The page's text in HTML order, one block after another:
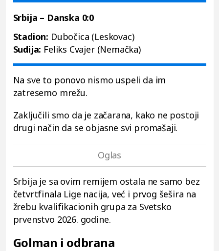
Srbija – Danska 0:0
Stadion: Dubočica (Leskovac)
Sudija: Feliks Cvajer (Nemačka)
Na sve to ponovo nismo uspeli da im
zatresemo mrežu.
Zaključili smo da je začarana, kako ne postoji
drugi način da se objasne svi promašaji.
Srbija je sa ovim remijem ostala ne samo bez
četvrtfinala Lige nacija, već i prvog šešira na
žrebu kvalifikacionih grupa za Svetsko
prvenstvo 2026. godine.
Golman i odbrana